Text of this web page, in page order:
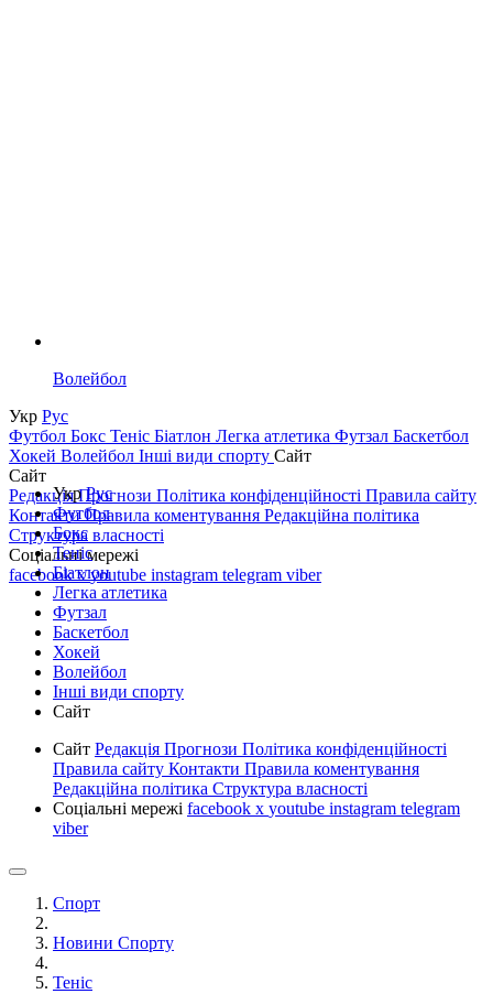
Волейбол
Укр Рус
Футбол Бокс Теніс Біатлон Легка атлетика Футзал Баскетбол
Хокей Волейбол Інші види спорту Сайт
Сайт
РедакціяПрогнози Політика конфіденційності Правила сайту
КонтактиПравила коментування Редакційна політика
Структура власності
Соціальні мережі
facebookxyoutube instagram telegram viber
УкрРус
Футбол
Бокс
Теніс
Біатлон
Легка атлетика
Футзал
Баскетбол
Хокей
Волейбол
Інші види спорту
Сайт
Сайт Редакція Прогнози Політика конфіденційності
Правила сайту Контакти Правила коментування
Редакційна політика Структура власності
Соціальні мережі facebook x youtube instagram telegram
viber
Спорт
Новини Спорту
Теніс